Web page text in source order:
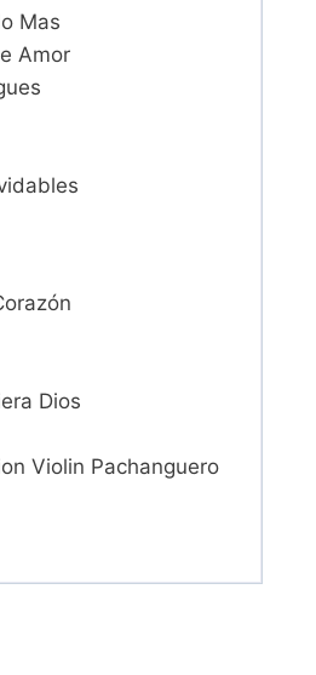
Mas
Amor
Dios
Violin Pachanguero